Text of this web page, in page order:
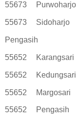
55673 Purwoharjo
55673 Sidoharjo
Pengasih
55652 Karangsari
55652 Kedungsari
55652 Margosari
55652 Pengasih